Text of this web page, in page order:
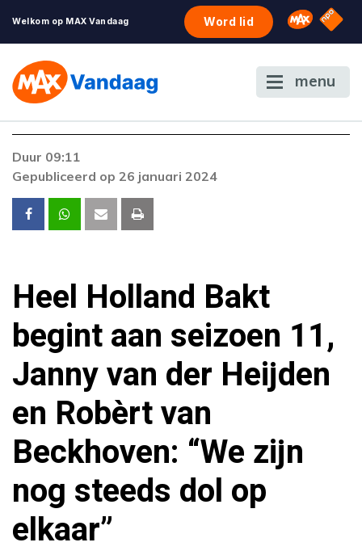
Welkom op MAX Vandaag Word lid Omroep
NPO
menu
De gewenste stream is op dit moment niet
voordoen, neem dan contact op met onze
klantenservice.
Duur 09:11
Gepubliceerd op 26 januari 2024
Heel Holland Bakt
begint aan seizoen 11,
Janny van der Heijden
en Robèrt van
Beckhoven: “We zijn
nog steeds dol op
elkaar”